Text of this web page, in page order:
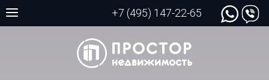
+7 (495) 147-22-65